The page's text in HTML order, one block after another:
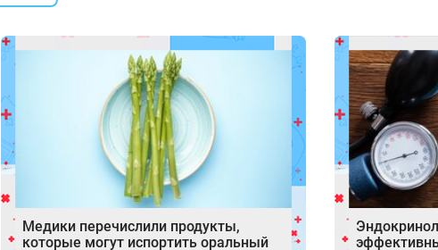
Медики перечислили продукты,
которые могут испортить оральный